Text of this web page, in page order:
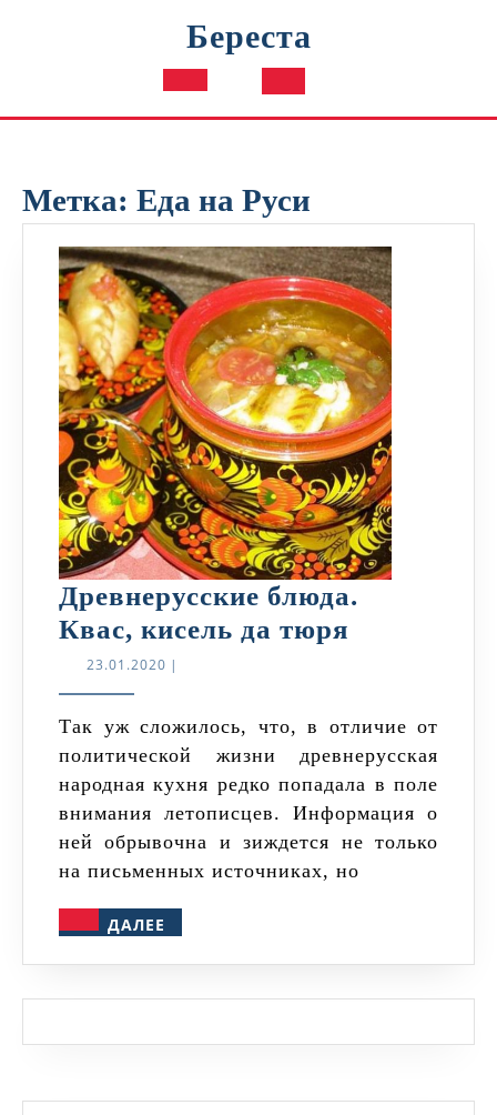
Береста
Кнопка
Метка: Еда на Руси
Древнерусские блюда.
Квас, кисель да тюря
кисель
да
тюря
23.01.2020 23.01.2020
|
Так уж сложилось, что, в отличие от
политической жизни древнерусская
народная кухня редко попадала в поле
внимания летописцев. Информация о
ней обрывочна и зиждется не только
на письменных источниках, но
ДАЛЕЕ